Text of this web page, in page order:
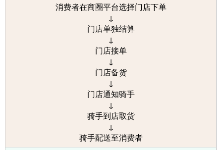
消费者在商圈平台选择门店下单
↓
门店单独结算
↓
门店接单
↓
门店备货
↓
门店通知骑手
↓
骑手到店取货
↓
骑手配送至消费者